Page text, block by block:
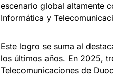
escenario global altamente
Informática y
Este logro se suma al
los últimos años. En 2025,
Telecomunicaciones de